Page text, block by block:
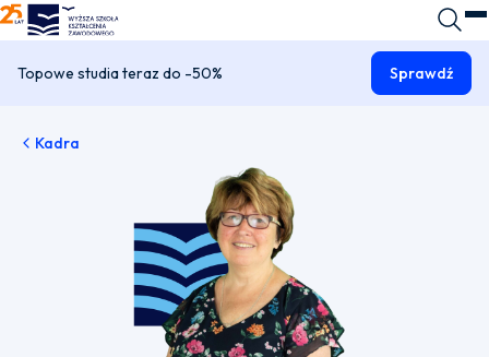
WSKZ - strona główna
Topowe studia teraz do -50% Sprawdź
Kadra